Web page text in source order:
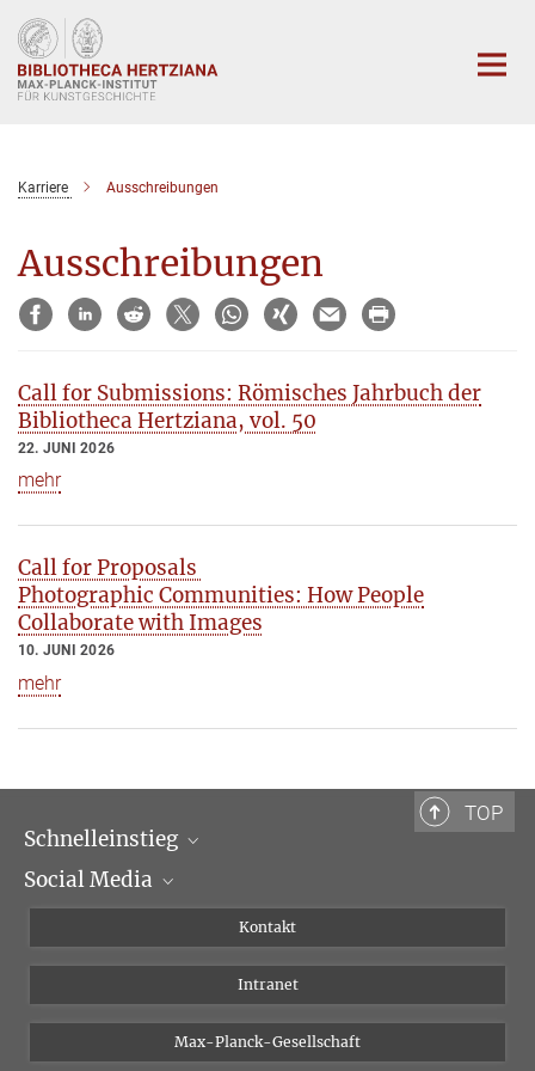
Hauptinhalt
Karriere Ausschreibungen
Ausschreibungen
Call for Submissions: Römisches Jahrbuch der
Bibliotheca Hertziana, vol. 50
22. JUNI 2026
mehr
Call for Proposals
Photographic Communities: How People
Collaborate with Images
10. JUNI 2026
mehr
TOP
Schnelleinstieg
Wissenschaftliche Abteilungen
Social Media
Instagram
Bluesky
Kontakt
Intranet
Max-Planck-Gesellschaft